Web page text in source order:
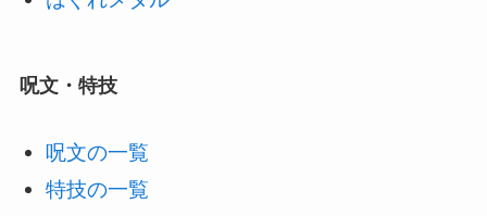
呪文・特技
呪文の一覧
特技の一覧